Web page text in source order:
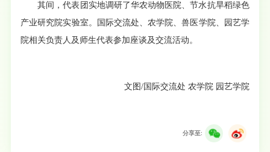
其间，代表团实地调研了华农动物医院、节水抗旱稻绿色
产业研究院实验室。国际交流处、农学院、兽医学院、园艺学
院相关负责人及师生代表参加座谈及交流活动。
文图/国际交流处 农学院 园艺学院
分享至: